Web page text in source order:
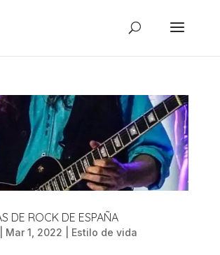
DE ROCK DE ESPAÑA
Mar 1, 2022 Estilo de vida